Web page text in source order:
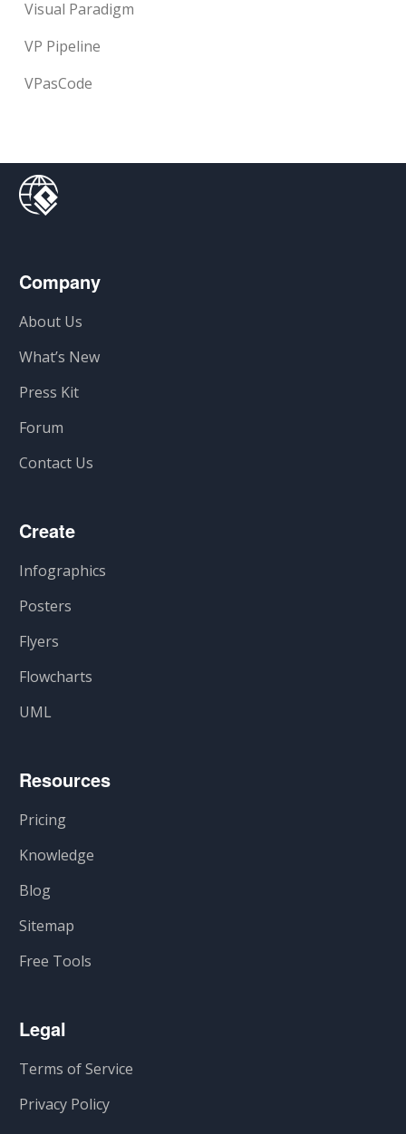
Visual Paradigm
VP Pipeline
VPasCode
Company
About Us
What’s New
Press Kit
Forum
Contact Us
Create
Infographics
Posters
Flyers
Flowcharts
UML
Resources
Pricing
Knowledge
Blog
Sitemap
Free Tools
Legal
Terms of Service
Privacy Policy